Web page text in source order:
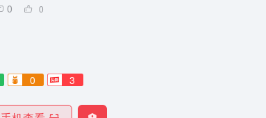
0 0
0 3